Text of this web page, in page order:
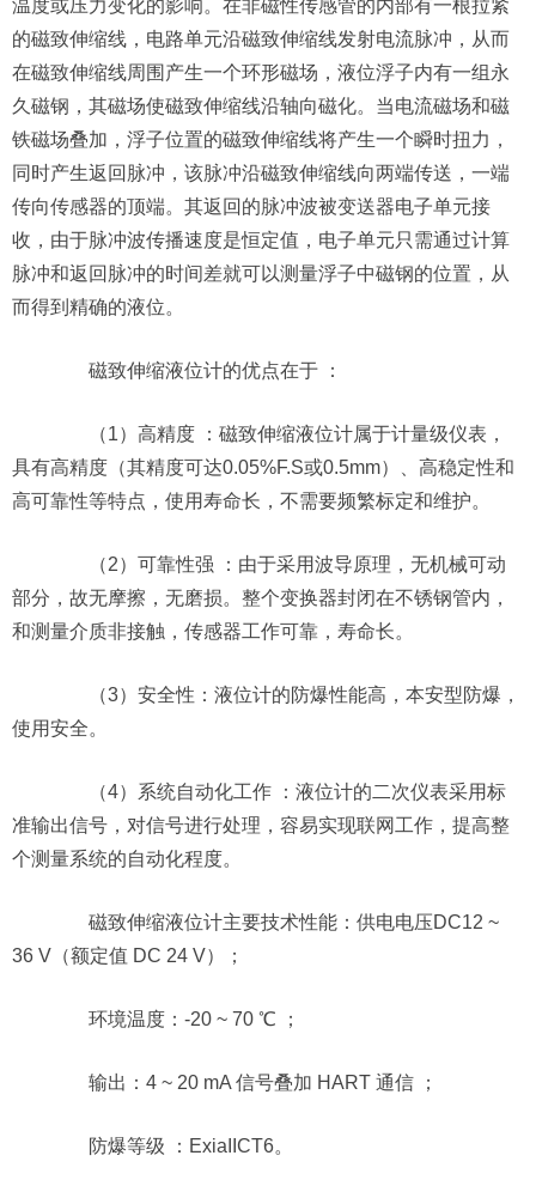
温度或压力变化的影响。在非磁性传感管的内部有一根拉紧
的磁致伸缩线，电路单元沿磁致伸缩线发射电流脉冲，从而
在磁致伸缩线周围产生一个环形磁场，液位浮子内有一组永
久磁钢，其磁场使磁致伸缩线沿轴向磁化。当电流磁场和磁
铁磁场叠加，浮子位置的磁致伸缩线将产生一个瞬时扭力，
同时产生返回脉冲，该脉冲沿磁致伸缩线向两端传送，一端
传向传感器的顶端。其返回的脉冲波被变送器电子单元接
收，由于脉冲波传播速度是恒定值，电子单元只需通过计算
脉冲和返回脉冲的时间差就可以测量浮子中磁钢的位置，从
而得到精确的液位。
磁致伸缩液位计的优点在于 ：
（1）高精度 ：磁致伸缩液位计属于计量级仪表，
具有高精度（其精度可达0.05%F.S或0.5mm）、高稳定性和
高可靠性等特点，使用寿命长，不需要频繁标定和维护。
（2）可靠性强 ：由于采用波导原理，无机械可动
部分，故无摩擦，无磨损。整个变换器封闭在不锈钢管内，
和测量介质非接触，传感器工作可靠，寿命长。
（3）安全性：液位计的防爆性能高，本安型防爆，
使用安全。
（4）系统自动化工作 ：液位计的二次仪表采用标
准输出信号，对信号进行处理，容易实现联网工作，提高整
个测量系统的自动化程度。
磁致伸缩液位计主要技术性能：供电电压DC12 ~
36 V（额定值 DC 24 V）；
环境温度：-20 ~ 70 ℃ ；
输出：4 ~ 20 mA 信号叠加 HART 通信 ；
防爆等级 ：ExiaIICT6。